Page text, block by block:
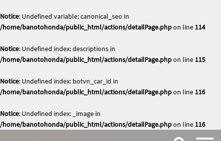
Notice: Undefined variable: canonical_seo in
/home/banotohonda/public_html/actions/detailPage.phpon line 114
Notice: Undefined index: descriptions in
/home/banotohonda/public_html/actions/detailPage.phpon line 115
Notice: Undefined index: botvn_car_id in
/home/banotohonda/public_html/actions/detailPage.phpon line 116
Notice: Undefined index: _image in
/home/banotohonda/public_html/actions/detailPage.phpon line 116